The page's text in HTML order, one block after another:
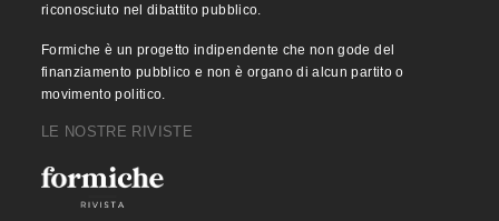
riconosciuto nel dibattito pubblico.
Formiche è un progetto indipendente che non gode del
finanziamento pubblico e non è organo di alcun partito o
movimento politico.
LE NOSTRE RIVISTE